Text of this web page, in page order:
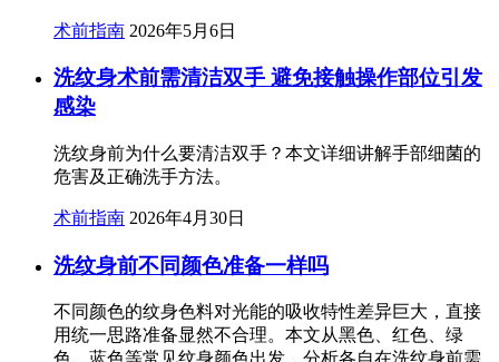
术前指南 2026年5月6日
洗纹身术前需清洁双手 避免接触操作部位引发
感染
洗纹身前为什么要清洁双手？本文详细讲解手部细菌的
危害及正确洗手方法。
术前指南 2026年4月30日
洗纹身前不同颜色准备一样吗
不同颜色的纹身色料对光能的吸收特性差异巨大，直接
用统一思路准备显然不合理。本文从黑色、红色、绿